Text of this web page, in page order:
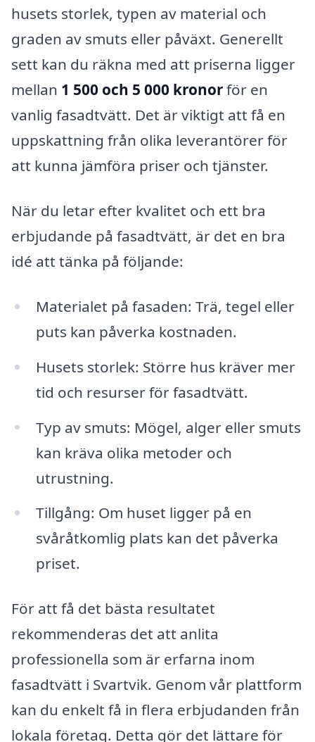
husets storlek, typen av material och
graden av smuts eller påväxt. Generellt
sett kan du räkna med att priserna ligger
mellan 1 500 och 5 000 kronorför en
vanlig fasadtvätt. Det är viktigt att få en
uppskattning från olika leverantörer för
att kunna jämföra priser och tjänster.
När du letar efter kvalitet och ett bra
erbjudande på fasadtvätt, är det en bra
idé att tänka på följande:
Materialet på fasaden: Trä, tegel eller
puts kan påverka kostnaden.
Husets storlek: Större hus kräver mer
tid och resurser för fasadtvätt.
Typ av smuts: Mögel, alger eller smuts
kan kräva olika metoder och
utrustning.
Tillgång: Om huset ligger på en
svåråtkomlig plats kan det påverka
priset.
För att få det bästa resultatet
rekommenderas det att anlita
professionella som är erfarna inom
fasadtvätt i Svartvik. Genom vår plattform
kan du enkelt få in flera erbjudanden från
lokala företag. Detta gör det lättare för